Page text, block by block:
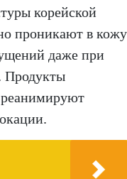
корейской
проникают в кожу
даже при
Продукты